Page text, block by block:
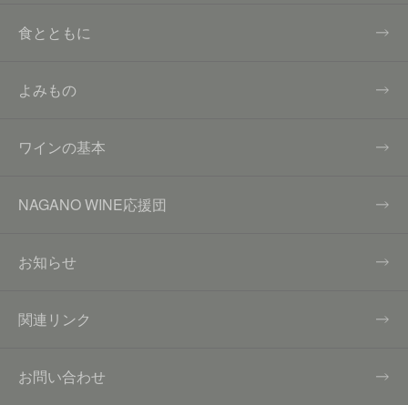
食とともに
よみもの
ワインの基本
NAGANO WINE応援団
お知らせ
関連リンク
お問い合わせ